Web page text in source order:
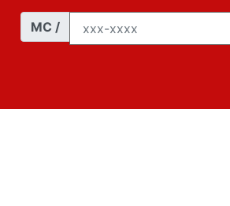
MC /